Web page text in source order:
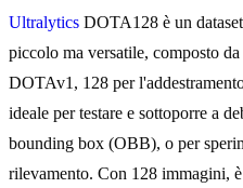
Ultralytics DOTA128 è un
piccolo ma versatile, composto
DOTAv1, 128 per
ideale per testare e sottoporre a
bounding box (OBB), o per
rilevamento. Con 128 immagini,